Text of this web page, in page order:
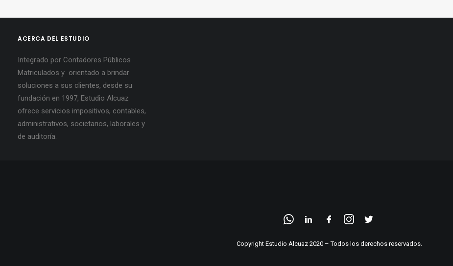
ACERCA DEL ESTUDIO
Integrado por Contadores Públicos
Matriculados y orientado a brindar
soluciones a sus clientes, desde su
fundación en 1997, Estudio Alcuaz
ofrece servicios impositivos, contables,
administrativos, societarios, laborales y
de auditoría.
Copyright Estudio Alcuaz 2020 – Todos los derechos reservados.